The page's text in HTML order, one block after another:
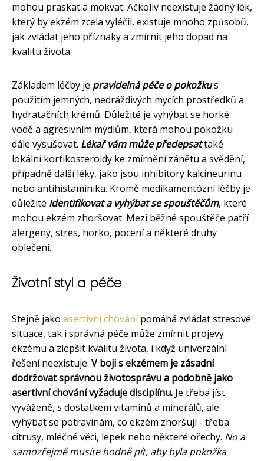
mohou praskat a mokvat. Ačkoliv neexistuje žádný lék,
který by ekzém zcela vyléčil, existuje mnoho způsobů,
jak zvládat jeho příznaky a zmírnit jeho dopad na
kvalitu života.
Základem léčby je pravidelná péče o pokožkus
použitím jemných, nedráždivých mycích prostředků a
hydratačních krémů. Důležité je vyhýbat se horké
vodě a agresivním mýdlům, která mohou pokožku
dále vysušovat. Lékař vám může předepsattaké
lokální kortikosteroidy ke zmírnění zánětu a svědění,
případně další léky, jako jsou inhibitory kalcineurinu
nebo antihistaminika. Kromě medikamentózní léčby je
důležité identifikovat a vyhýbat se spouštěčům, které
mohou ekzém zhoršovat. Mezi běžné spouštěče patří
alergeny, stres, horko, pocení a některé druhy
oblečení.
Životní styl a péče
Stejně jako asertivní chovánípomáhá zvládat stresové
situace, tak i správná péče může zmírnit projevy
ekzému a zlepšit kvalitu života, i když univerzální
řešení neexistuje. V boji s ekzémem je zásadní
dodržovat správnou životosprávu a podobně jako
asertivní chování vyžaduje disciplínu. Je třeba jíst
vyváženě, s dostatkem vitamínů a minerálů, ale
vyhýbat se potravinám, co ekzém zhoršují - třeba
citrusy, mléčné věci, lepek nebo některé ořechy. No a
samozřejmě musíte hodně pít, aby byla pokožka